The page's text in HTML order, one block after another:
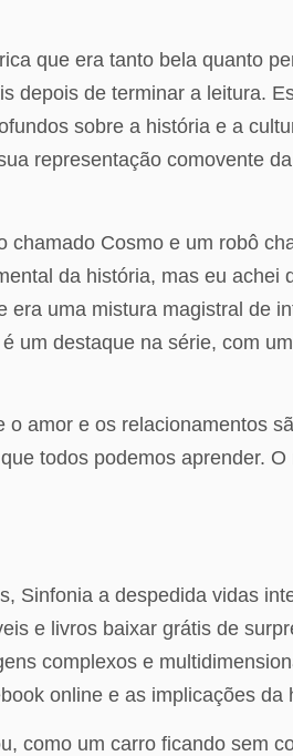
que era tanto bela quanto
depois de terminar a leitura.
sobre a história e a
representação comovente
Cosmo e um robô
da história, mas eu
uma mistura magistral de
um destaque na série, com
amor e os relacionamentos
todos podemos aprender.
Sinfonia a despedida vidas
e livros baixar grátis de
complexos e
online e as implicações da
como um carro ficando sem